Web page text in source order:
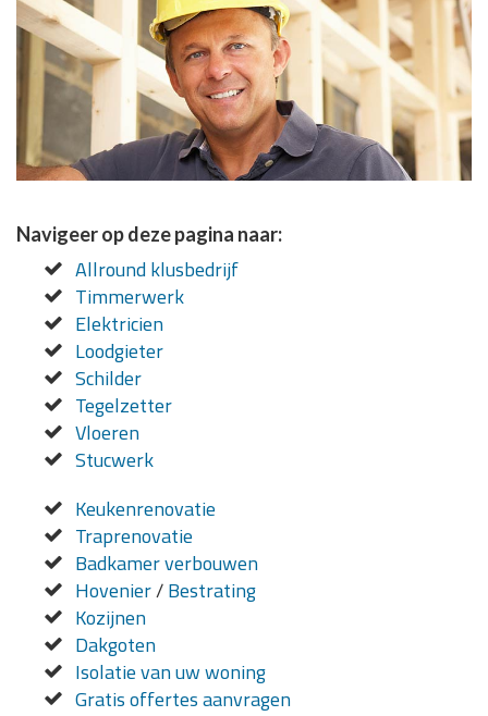
Navigeer op deze pagina naar:
Allround klusbedrijf
Timmerwerk
Elektricien
Loodgieter
Schilder
Tegelzetter
Vloeren
Stucwerk
Keukenrenovatie
Traprenovatie
Badkamer verbouwen
Hovenier/Bestrating
Kozijnen
Dakgoten
Isolatie van uw woning
Gratis offertes aanvragen